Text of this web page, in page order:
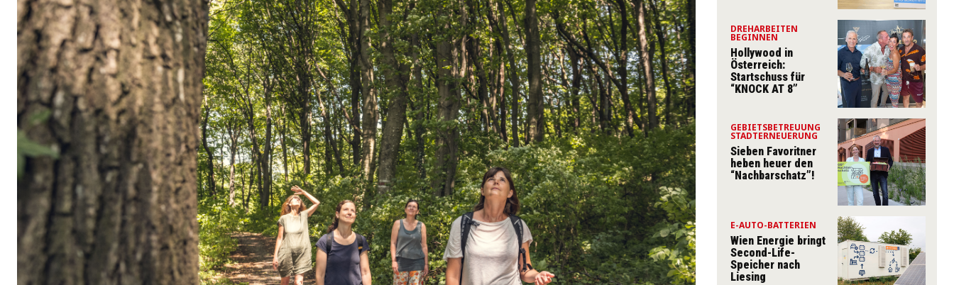
DREHARBEITEN
BEGINNEN
Hollywood in
Österreich:
Startschuss für
“KNOCK AT 8”
GEBIETSBETREUUNG
STADTERNEUERUNG
Sieben Favoritner
heben heuer den
“Nachbarschatz”!
E-AUTO-BATTERIEN
Wien Energie bringt
Second-Life-
Speicher nach
Liesing